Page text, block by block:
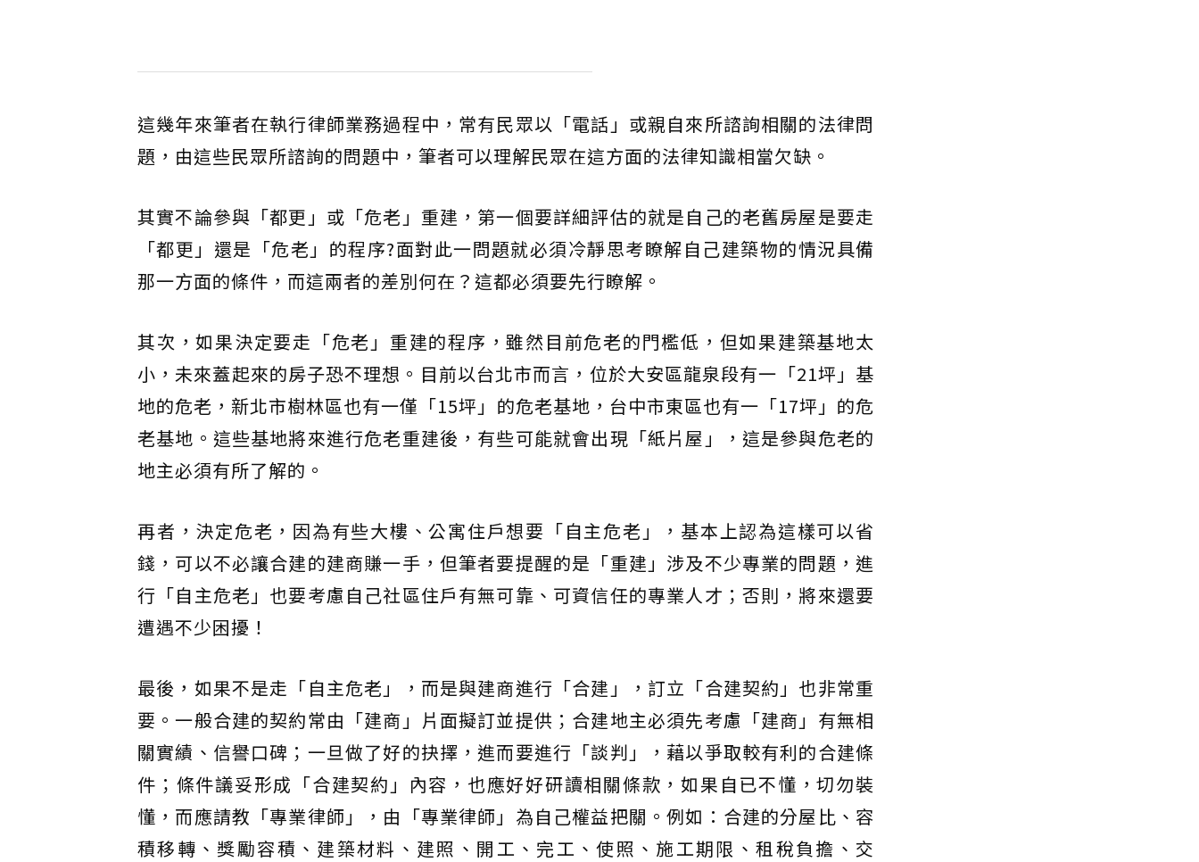
這幾年來筆者在執行律師業務過程中，常有民眾以「電話」或親自來所諮詢相關的法律問
題，由這些民眾所諮詢的問題中，筆者可以理解民眾在這方面的法律知識相當欠缺。
其實不論參與「都更」或「危老」重建，第一個要詳細評估的就是自己的老舊房屋是要走
「都更」還是「危老」的程序?面對此一問題就必須冷靜思考瞭解自己建築物的情況具備
那一方面的條件，而這兩者的差別何在？這都必須要先行瞭解。
其次，如果決定要走「危老」重建的程序，雖然目前危老的門檻低，但如果建築基地太
小，未來蓋起來的房子恐不理想。目前以台北市而言，位於大安區龍泉段有一「21坪」基
地的危老，新北市樹林區也有一僅「15坪」的危老基地，台中市東區也有一「17坪」的危
老基地。這些基地將來進行危老重建後，有些可能就會出現「紙片屋」，這是參與危老的
地主必須有所了解的。
再者，決定危老，因為有些大樓、公寓住戶想要「自主危老」，基本上認為這樣可以省
錢，可以不必讓合建的建商賺一手，但筆者要提醒的是「重建」涉及不少專業的問題，進
行「自主危老」也要考慮自己社區住戶有無可靠、可資信任的專業人才；否則，將來還要
遭遇不少困擾！
最後，如果不是走「自主危老」，而是與建商進行「合建」，訂立「合建契約」也非常重
要。一般合建的契約常由「建商」片面擬訂並提供；合建地主必須先考慮「建商」有無相
關實績、信譽口碑；一旦做了好的抉擇，進而要進行「談判」，藉以爭取較有利的合建條
件；條件議妥形成「合建契約」內容，也應好好研讀相關條款，如果自已不懂，切勿裝
懂，而應請教「專業律師」，由「專業律師」為自己權益把關。例如：合建的分屋比、容
積移轉、獎勵容積、建築材料、建照、開工、完工、使照、施工期限、租稅負擔、交